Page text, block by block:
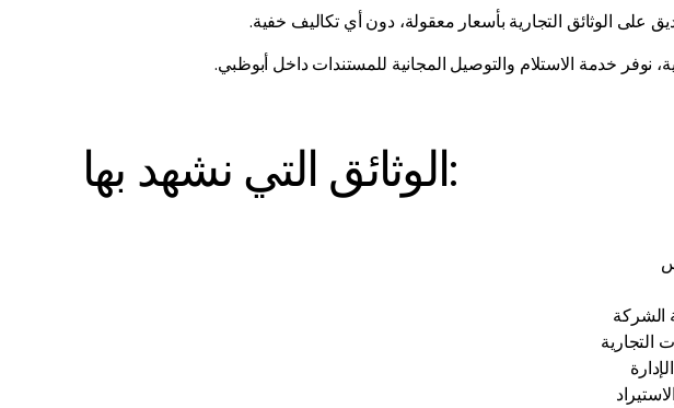
على الوثائق التجارية بأسعار معقولة، دون أي تكاليف خفية.
نوفر خدمة الاستلام والتوصيل المجانية للمستندات داخل أبوظبي.
الوثائق التي نشهد بها:
الشركة
التجارية